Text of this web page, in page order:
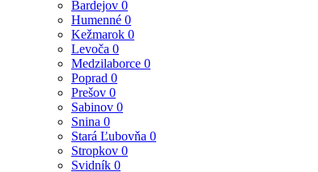
Bardejov 0
Humenné 0
Kežmarok 0
Levoča 0
Medzilaborce 0
Poprad 0
Prešov 0
Sabinov 0
Snina 0
Stará Ľubovňa 0
Stropkov 0
Svidník 0